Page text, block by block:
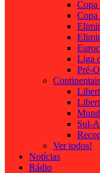
Copa
Copa
Liga
Pré-
Continentais
Sul-
Ver todos!
Notícias
Rádio